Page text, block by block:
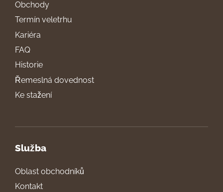
Obchody
Termín veletrhu
Kariéra
FAQ
Historie
Řemeslná dovednost
Ke stažení
Služba
Oblast obchodníků
Kontakt